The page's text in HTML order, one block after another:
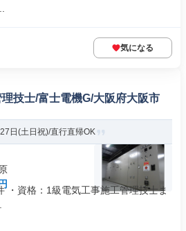
気になる
技士/富士電機G/大阪府大阪市
日(土日祝)/直行直帰OK
・資格：1級電気工事施工管理技士ま